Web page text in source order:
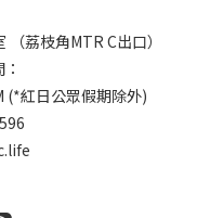
荔枝角MTR C出口）
(*紅日公眾假期除外)